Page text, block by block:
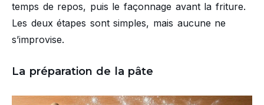
temps de repos, puis le façonnage avant la friture.
Les deux étapes sont simples, mais aucune ne
s’improvise.
La préparation de la pâte